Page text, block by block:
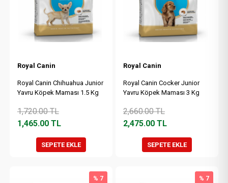
Royal Canin
Royal Canin Chihuahua Junior
Yavru Köpek Maması 1.5 Kg
1,720.00TL
1,465.00TL
SEPETE EKLE
Royal Canin
Royal Canin Cocker Junior
Yavru Köpek Maması 3 Kg
2,660.00TL
2,475.00 TL
SEPETE EKLE
% 7 % 7